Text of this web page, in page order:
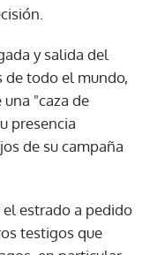
y salida del
todo el mundo,
"caza de
presencia
de su campaña
estrado a pedido
testigos que